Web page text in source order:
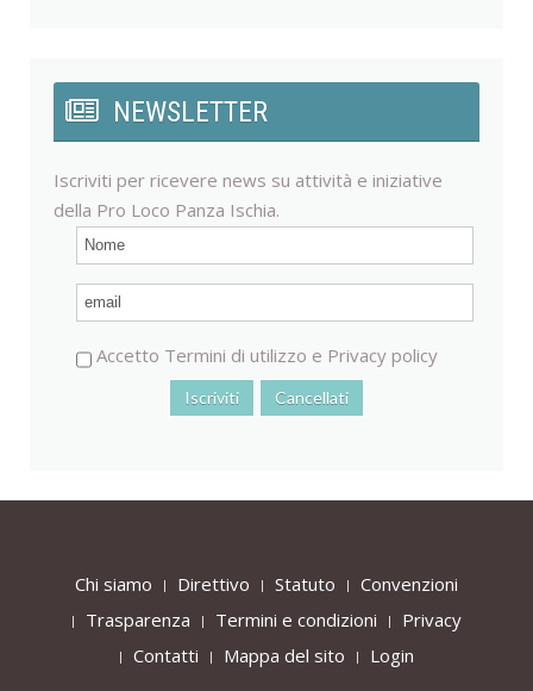
NEWSLETTER
Iscriviti per ricevere news su attività e iniziative
della Pro Loco Panza Ischia.
Accetto Termini di utilizzo e Privacy policy
Chi siamo Direttivo Statuto
Convenzioni
Trasparenza
Termini e condizioni
Privacy
Contatti
Mappa del sito Login